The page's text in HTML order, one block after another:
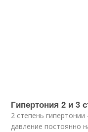
Гипертония 2 и 3
2 степень
давление постоянно